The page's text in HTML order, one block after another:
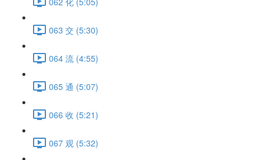
063 交 (5:30)
064 流 (4:55)
065 通 (5:07)
066 收 (5:21)
067 观 (5:32)